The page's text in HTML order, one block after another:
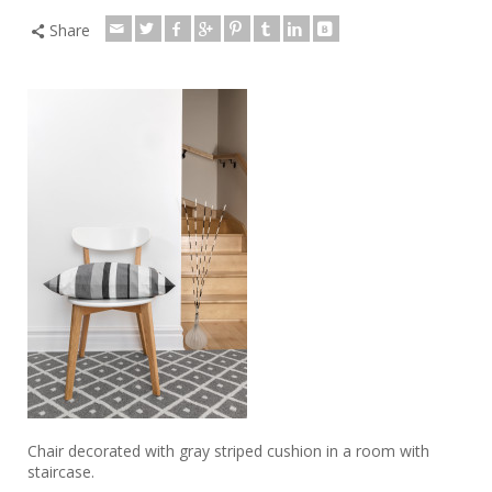
Share
Chair decorated with gray striped cushion in a room with
staircase.